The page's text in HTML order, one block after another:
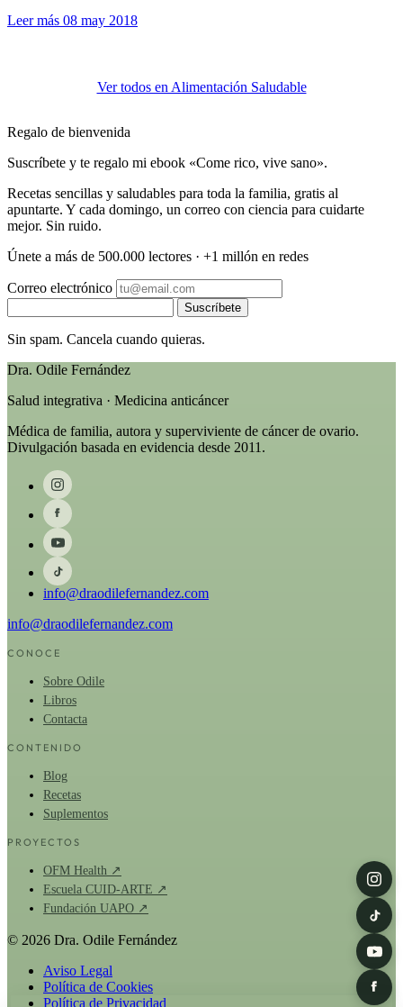
Leer más 08 may 2018
Ver todos en Alimentación Saludable
Regalo de bienvenida
Suscríbete y te regalo mi ebook «Come rico, vive sano».
Recetas sencillas y saludables para toda la familia, gratis al
apuntarte. Y cada domingo, un correo con ciencia para cuidarte
mejor. Sin ruido.
Únete a más de 500.000 lectores · +1 millón en redes
Correo electrónico
Suscríbete
Sin spam. Cancela cuando quieras.
Dra. Odile Fernández
Salud integrativa · Medicina anticáncer
Médica de familia, autora y superviviente de cáncer de ovario.
Divulgación basada en evidencia desde 2011.
info@draodilefernandez.com
info@draodilefernandez.com
CONOCE
Sobre Odile
Libros
Contacta
CONTENIDO
Blog
Recetas
Suplementos
PROYECTOS
OFM Health ↗
Escuela CUID-ARTE ↗
Fundación UAPO ↗
© 2026 Dra. Odile Fernández
Aviso Legal
Política de Cookies
Política de Privacidad